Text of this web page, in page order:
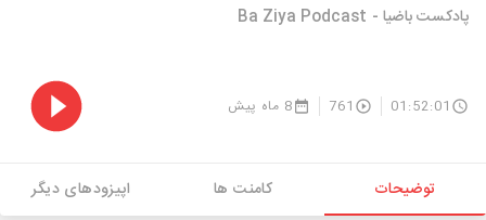
پادکست باضیا - Ba Ziya Podcast
01:52:01
761 8 ماه پیش
توضیحات کامنت ها اپیزودهای دیگر